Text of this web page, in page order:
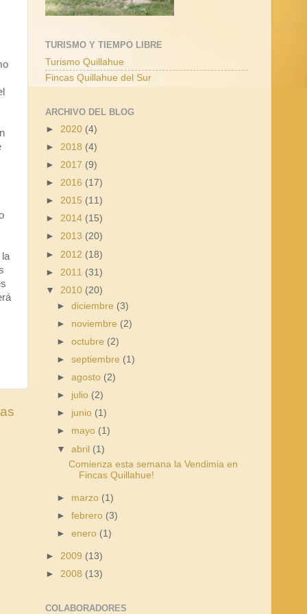
la
TURISMO Y TIEMPO LIBRE
Turismo Quillahue
Fincas Quillahue del Sur
ARCHIVO DEL BLOG
► 2020 (4)
► 2018 (4)
► 2017 (9)
► 2016 (17)
► 2015 (11)
► 2014 (15)
► 2013 (20)
► 2012 (18)
► 2011 (31)
▼ 2010 (20)
►diciembre (3)
► noviembre (2)
►octubre (2)
►septiembre (1)
►agosto (2)
► julio (2)
► junio (1)
► mayo (1)
▼abril (1)
Comienza esta semana la Vendimia en
Fincas Quillahue!
► marzo (1)
►febrero (3)
►enero (1)
► 2009 (13)
► 2008 (13)
COLABORADORES